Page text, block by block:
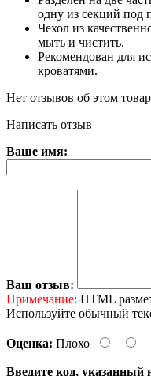
одну из секций под
Чехол из
мыть и чистить.
Рекомендован для
кроватями.
Нет отзывов об этом
Написать отзыв
Ваше имя:
Ваш отзыв:
Примечание: HTML
Используйте обычный
Оценка: Плохо
Введите код, указанный